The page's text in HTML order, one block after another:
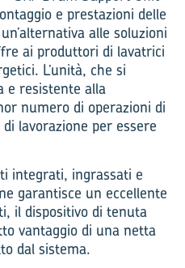
e prestazioni delle
alle soluzioni
ai produttori di lavatrici
L’unità, che si
e resistente alla
numero di operazioni di
lavorazione per essere
integrati, ingrassati e
garantisce un eccellente
il dispositivo di tenuta
vantaggio di una netta
dal sistema.